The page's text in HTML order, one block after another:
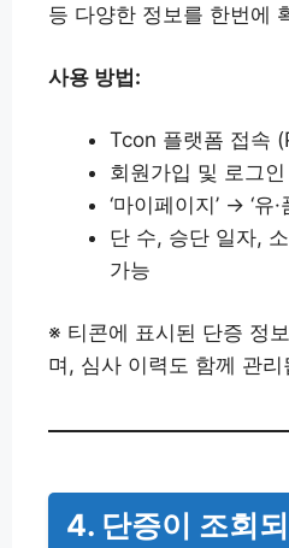
등 다양한 정보를 한번에
사용 방법:
Tcon 플랫폼 접속
회원가입 및 로그인
‘마이페이지’ → ‘유
단 수, 승단 일자,
가능
※ 티콘에 표시된 단증 정
며, 심사 이력도 함께 관리
4. 단증이 조회